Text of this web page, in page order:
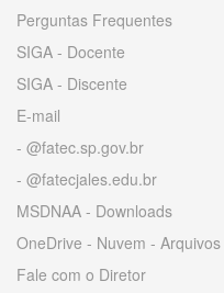
Perguntas Frequentes
SIGA - Docente
SIGA - Discente
E-mail
- @fatec.sp.gov.br
- @fatecjales.edu.br
MSDNAA - Downloads
OneDrive - Nuvem - Arquivos
Fale com o Diretor